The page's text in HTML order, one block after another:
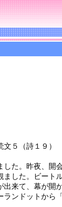
５（詩１９）
た。昨夜、開
した。ビート
来て、幕が開
ンドットから